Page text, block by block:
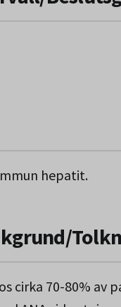
hepatit.
cirka 70-80%